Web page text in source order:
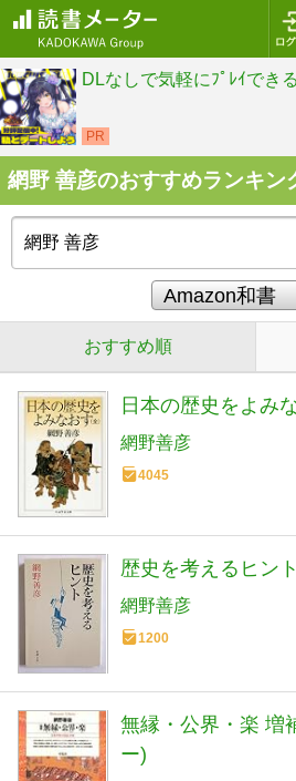
網野 善彦のおすすめランキン
おすすめ順
日本の歴史をよみ
網野善彦
4045
歴史を考えるヒン
網野善彦
1200
無縁・公界・楽 増
ー)